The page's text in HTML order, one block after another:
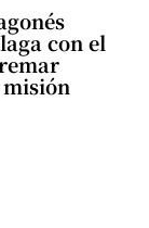
con el